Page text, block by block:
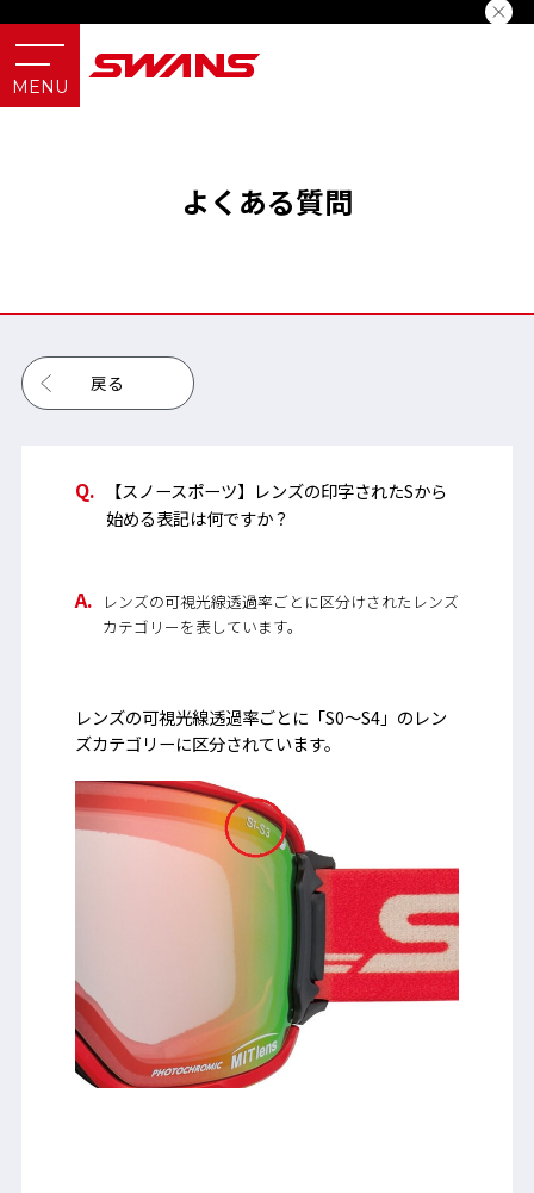
よくある質問
戻る
【スノースポーツ】レンズの印字されたSから
始める表記は何ですか？
レンズの可視光線透過率ごとに区分けされたレンズ
カテゴリーを表しています。
レンズの可視光線透過率ごとに「S0～S4」のレン
ズカテゴリーに区分されています。